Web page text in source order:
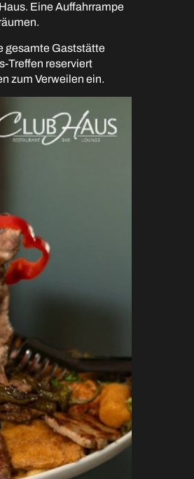
Eine Auffahrrampe
gesamte Gaststätte
Treffen reserviert
zum Verweilen ein.